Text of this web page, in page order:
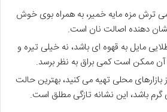
ترش مزه مایه خمیر، به همراه بوی خوش
دهنده اصالت نان است.
مایل به قهوه ای باشد، نه خیلی تیره و
ممکن است کمی براق به نظر برسد.
بازارهای محلی تهیه می کنید، بهترین حالت
باشد، این نشانه تازگی مطلق است.